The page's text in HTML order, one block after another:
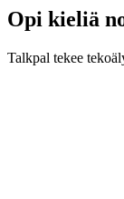
Opi kieliä
Talkpal tekee